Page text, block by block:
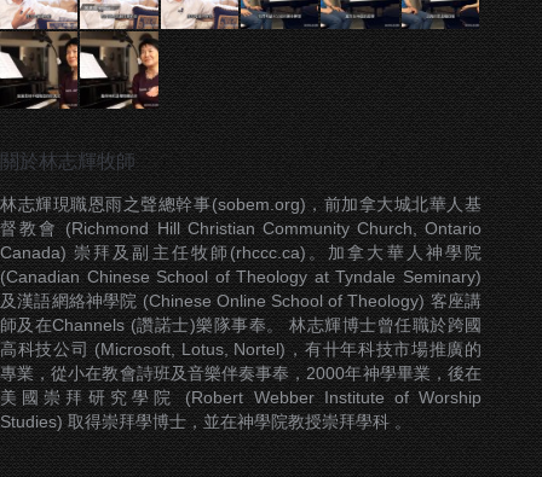
關於林志輝牧師
林志輝現職恩雨之聲總幹事(sobem.org)，前加拿大城北華人基
督教會 (Richmond Hill Christian Community Church, Ontario
Canada) 崇拜及副主任牧師(rhccc.ca)。加拿大華人神學院
(Canadian Chinese School of Theology at Tyndale Seminary)
及漢語網絡神學院 (Chinese Online School of Theology) 客座講
師及在Channels (讚諾士)樂隊事奉。 林志輝博士曾任職於跨國
高科技公司 (Microsoft, Lotus, Nortel)，有卄年科技市場推廣的
專業，從小在教會詩班及音樂伴奏事奉，2000年神學畢業，後在
美國崇拜研究學院 (Robert Webber Institute of Worship
Studies) 取得崇拜學博士，並在神學院教授崇拜學科 。